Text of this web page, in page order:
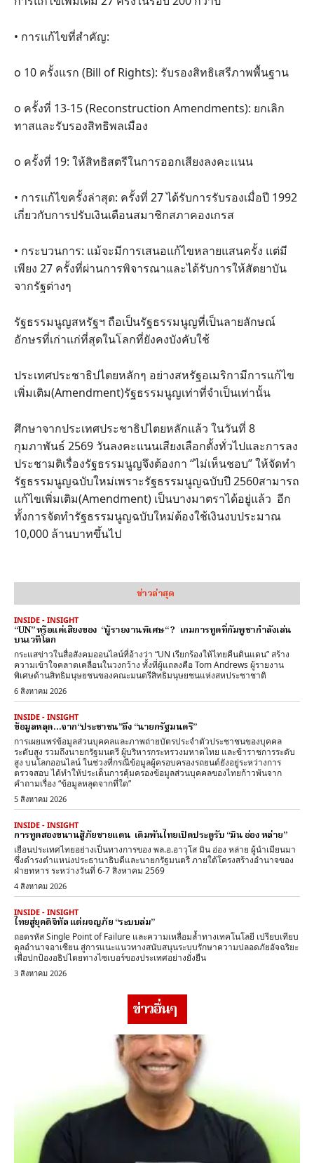
• การแก้ไขที่สำคัญ:
o 10 ครั้งแรก (Bill of Rights): รับรองสิทธิเสรีภาพพื้นฐาน
o ครั้งที่ 13-15 (Reconstruction Amendments): ยกเลิก
ทาสและรับรองสิทธิพลเมือง
o ครั้งที่ 19: ให้สิทธิสตรีในการออกเสียงลงคะแนน
• การแก้ไขครั้งล่าสุด: ครั้งที่ 27 ได้รับการรับรองเมื่อปี 1992
เกี่ยวกับการปรับเงินเดือนสมาชิกสภาคองเกรส
• กระบวนการ: แม้จะมีการเสนอแก้ไขหลายแสนครั้ง แต่มี
เพียง 27 ครั้งที่ผ่านการพิจารณาและได้รับการให้สัตยาบัน
จากรัฐต่างๆ
รัฐธรรมนูญสหรัฐฯ ถือเป็นรัฐธรรมนูญที่เป็นลายลักษณ์
อักษรที่เก่าแก่ที่สุดในโลกที่ยังคงบังคับใช้
ประเทศประชาธิปไตยหลักๆ อย่างสหรัฐอเมริกามีการแก้ไข
เพิ่มเติม(Amendment)รัฐธรรมนูญเท่าที่จำเป็นเท่านั้น
ศึกษาจากประเทศประชาธิปไตยหลักแล้ว ในวันที่ 8
กุมภาพันธ์ 2569 วันลงคะแนนเสียงเลือกตั้งทั่วไปและการลง
ประชามติเรื่องรัฐธรรมนูญจึงต้องกา “ไม่เห็นชอบ” ให้จัดทำ
รัฐธรรมนูญฉบับใหม่เพราะรัฐธรรมนูญฉบับปี 2560สามารถ
แก้ไขเพิ่มเติม(Amendment) เป็นบางมาตราได้อยู่แล้ว อีก
ทั้งการจัดทำรัฐธรรมนูญฉบับใหม่ต้องใช้เงินงบประมาณ
10,000 ล้านบาทขึ้นไป
ข่าวล่าสุด
INSIDE - INSIGHT
“UN” หรือแค่เสียงของ “ผู้รายงานพิเศษ“ ? เกมการทูตที่กัมพูชากำลังเล่น
บนเวทีโลก
กระแสข่าวในสื่อสังคมออนไลน์ที่อ้างว่า “UN เรียกร้องให้ไทยคืนดินแดน” สร้าง
ความเข้าใจคลาดเคลื่อนในวงกว้าง ทั้งที่ผู้แถลงคือ Tom Andrews ผู้รายงาน
พิเศษด้านสิทธิมนุษยชนของคณะมนตรีสิทธิมนุษยชนแห่งสหประชาชาติ
6 สิงหาคม 2026
INSIDE - INSIGHT
ข้อมูลหลุด…จาก“ประชาชน”ถึง “นายกรัฐมนตรี”
การเผยแพร่ข้อมูลส่วนบุคคลและภาพถ่ายบัตรประจำตัวประชาชนของบุคคล
ระดับสูง รวมถึงนายกรัฐมนตรี ผู้บริหารกระทรวงมหาดไทย และข้าราชการระดับ
สูง บนโลกออนไลน์ ในช่วงที่กรณีข้อมูลผู้ครอบครองรถยนต์ยังอยู่ระหว่างการ
ตรวจสอบ ได้ทำให้ประเด็นการคุ้มครองข้อมูลส่วนบุคคลของไทยก้าวพ้นจาก
คำถามเรื่อง “ข้อมูลหลุดจากที่ใด”
5 สิงหาคม 2026
INSIDE - INSIGHT
การทูตสองขนานสู้ภัยชายแดน เดิมพันไทยเปิดประตูรับ “มิน อ่อง หล่าย”
เยือนประเทศไทยอย่างเป็นทางการของ พล.อ.อาวุโส มิน อ่อง หล่าย ผู้นำเมียนมา
ซึ่งดำรงตำแหน่งประธานาธิบดีและนายกรัฐมนตรี ภายใต้โครงสร้างอำนาจของ
ฝ่ายทหาร ระหว่างวันที่ 6-7 สิงหาคม 2569
4 สิงหาคม 2026
INSIDE - INSIGHT
ไทยสู่ยุคดิจิทัล แต่ผจญภัย “ระบบล่ม”
ถอดรหัส Single Point of Failure และความเหลื่อมล้ำทางเทคโนโลยี เปรียบเทียบ
ดุลอำนาจอาเซียน สู่การแนะแนวทางสนับสนุนระบบรักษาความปลอดภัยอัจฉริยะ
เพื่อปกป้องอธิปไตยทางไซเบอร์ของประเทศอย่างยั่งยืน
3 สิงหาคม 2026
ข่าวอื่นๆ